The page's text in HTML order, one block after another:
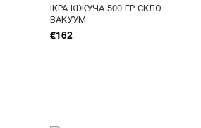
ІКРА КІЖУЧА 500 ГР СКЛО
ВАКУУМ
€162